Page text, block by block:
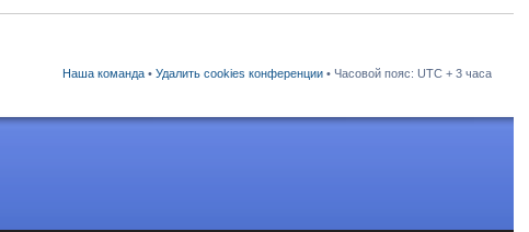
Наша команда • Удалить cookies конференции • Часовой пояс: UTC + 3 часа